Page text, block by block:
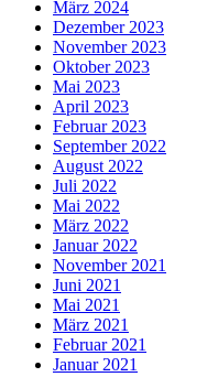
März 2024
Dezember 2023
November 2023
Oktober 2023
Mai 2023
April 2023
Februar 2023
September 2022
August 2022
Juli 2022
Mai 2022
März 2022
Januar 2022
November 2021
Juni 2021
Mai 2021
März 2021
Februar 2021
Januar 2021